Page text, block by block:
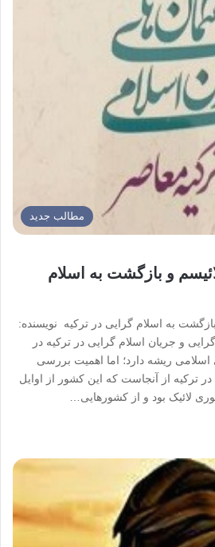
مطالب جدید
و بازگشت به اسلام
به اسلام گرایی در ترکیه نویسنده:
و جریان اسلام گرایی در ترکیه در
اسلامی ریشه دارد؛ اما اهمیت بررسی
ترکیه از آنجاست که این کشور از اوایل
لائیک بود و از کشورهایی…